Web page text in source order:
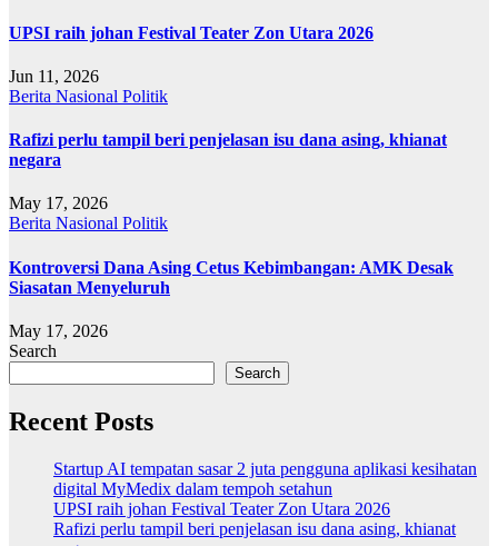
UPSI raih johan Festival Teater Zon Utara 2026
Jun 11, 2026
Berita Nasional Politik
Rafizi perlu tampil beri penjelasan isu dana asing, khianat
negara
May 17, 2026
Berita Nasional Politik
Kontroversi Dana Asing Cetus Kebimbangan: AMK Desak
Siasatan Menyeluruh
May 17, 2026
Search
Search
Recent Posts
Startup AI tempatan sasar 2 juta pengguna aplikasi kesihatan
digital MyMedix dalam tempoh setahun
UPSI raih johan Festival Teater Zon Utara 2026
Rafizi perlu tampil beri penjelasan isu dana asing, khianat